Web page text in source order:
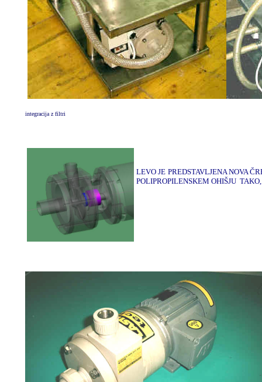
integracija z filtri
LEVO JE PREDSTAVLJENA NOVA
POLIPROPILENSKEM OHIŠJU